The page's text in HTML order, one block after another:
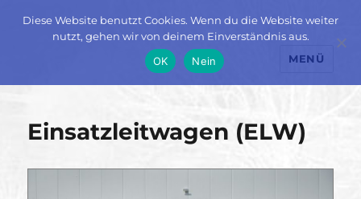
MENÜ
Einsatzleitwagen (ELW)
Diese Website benutzt Cookies. Wenn du die Website weiter
nutzt, gehen wir von deinem Einverständnis aus.
OK
Nein